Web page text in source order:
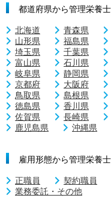
都道府県から管理栄養
北海道 青森県
山形県
福島県
埼玉県
千葉県
富山県
石川県
岐阜県
静岡県
京都府
大阪府
鳥取県
島根県
徳島県
香川県
佐賀県
長崎県
鹿児島県
沖縄県
雇用形態から管理栄養
正職員 契約職員
業務委託・その他